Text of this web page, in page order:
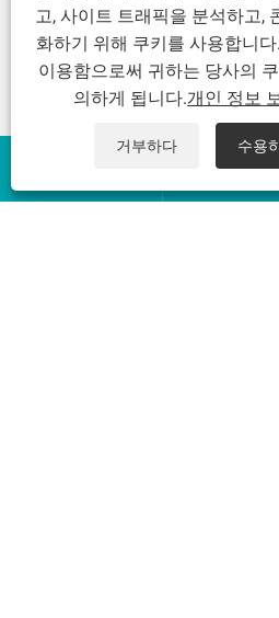
패키지형 변전소는 어떻
상합니까?
더보기 >>

고, 사이트 트래픽을 분석하고,
화하기 위해 쿠키를 사용합니
이용함으로써 귀하는 당사의
의하게 됩니다.개인 정보
거부하다 수용